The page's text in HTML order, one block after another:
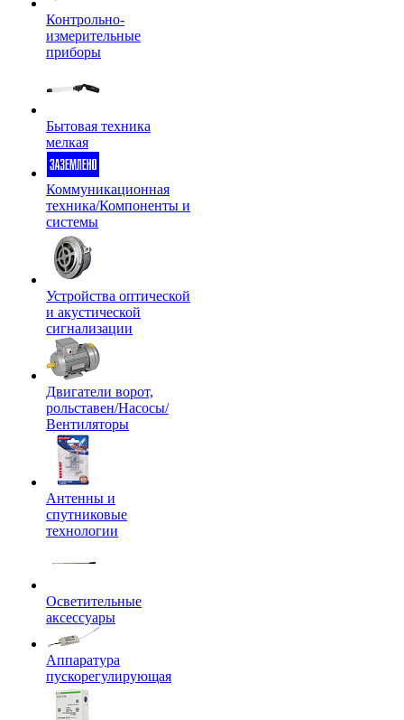
Контрольно-
измерительные
приборы
Бытовая техника
мелкая
Коммуникационная
техника/Компоненты и
системы
Устройства оптической
и акустической
сигнализации
Двигатели ворот,
рольставен/Насосы/
Вентиляторы
Антенны и
спутниковые
технологии
Осветительные
аксессуары
Аппаратура
пускорегулирующая